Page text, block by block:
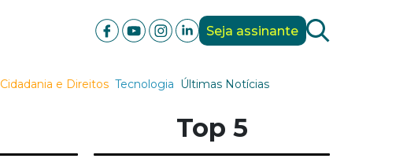
Seja assinante
Cidadania e Direitos Tecnologia Últimas Notícias
Top 5